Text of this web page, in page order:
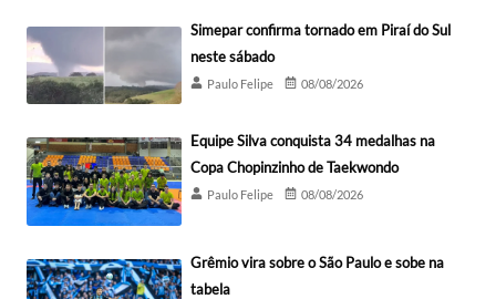
Simepar confirma tornado em Piraí do Sul
neste sábado
Paulo Felipe 08/08/2026
Equipe Silva conquista 34 medalhas na
Copa Chopinzinho de Taekwondo
Paulo Felipe 08/08/2026
Grêmio vira sobre o São Paulo e sobe na
tabela